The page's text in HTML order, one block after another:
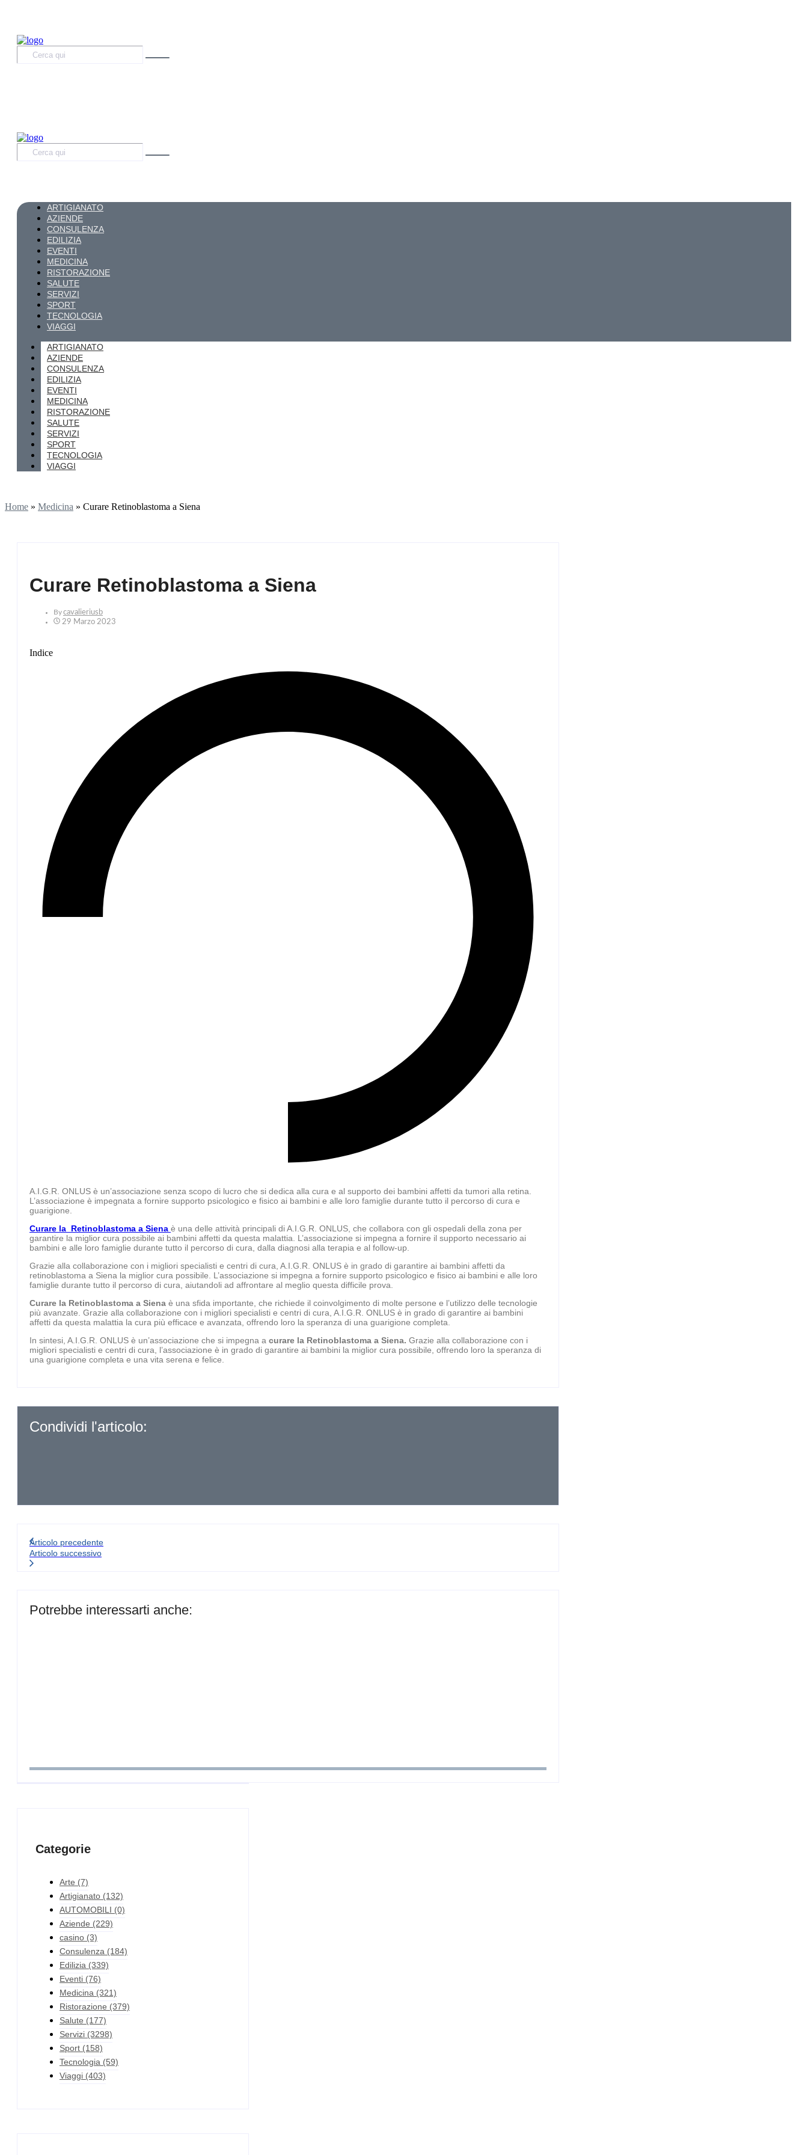
ARTIGIANATO
AZIENDE
CONSULENZA
EDILIZIA
EVENTI
MEDICINA
RISTORAZIONE
SALUTE
SERVIZI
SPORT
TECNOLOGIA
VIAGGI
ARTIGIANATO
AZIENDE
CONSULENZA
EDILIZIA
EVENTI
MEDICINA
RISTORAZIONE
SALUTE
SERVIZI
SPORT
TECNOLOGIA
VIAGGI
Home » Medicina » Curare Retinoblastoma a Siena
Curare Retinoblastoma a Siena
ByCavalieriusb
29 Marzo 2023
Indice
A.I.G.R. ONLUS è un’associazione senza scopo di lucro che si dedica alla cura e al supporto dei bambini affetti da tumori alla retina.
L’associazione è impegnata a fornire supporto psicologico e fisico ai bambini e alle loro famiglie durante tutto il percorso di cura e
guarigione.
Curare la Retinoblastoma a Siena è una delle attività principali di A.I.G.R. ONLUS, che collabora con gli ospedali della zona per
garantire la miglior cura possibile ai bambini affetti da questa malattia. L’associazione si impegna a fornire il supporto necessario ai
bambini e alle loro famiglie durante tutto il percorso di cura, dalla diagnosi alla terapia e al follow-up.
Grazie alla collaborazione con i migliori specialisti e centri di cura, A.I.G.R. ONLUS è in grado di garantire ai bambini affetti da
retinoblastoma a Siena la miglior cura possibile. L’associazione si impegna a fornire supporto psicologico e fisico ai bambini e alle loro
famiglie durante tutto il percorso di cura, aiutandoli ad affrontare al meglio questa difficile prova.
Curare la Retinoblastoma a Siena è una sfida importante, che richiede il coinvolgimento di molte persone e l’utilizzo delle tecnologie
più avanzate. Grazie alla collaborazione con i migliori specialisti e centri di cura, A.I.G.R. ONLUS è in grado di garantire ai bambini
affetti da questa malattia la cura più efficace e avanzata, offrendo loro la speranza di una guarigione completa.
In sintesi, A.I.G.R. ONLUS è un’associazione che si impegna a curare la Retinoblastoma a Siena. Grazie alla collaborazione con i
migliori specialisti e centri di cura, l’associazione è in grado di garantire ai bambini la miglior cura possibile, offrendo loro la speranza di
una guarigione completa e una vita serena e felice.
Condividi l'articolo:
Articolo precedente
Articolo successivo
Potrebbe interessarti anche:
Categorie
Arte (7)
Artigianato (132)
AUTOMOBILI (0)
Aziende (229)
casino (3)
Consulenza (184)
Edilizia (339)
Eventi (76)
Medicina (321)
Ristorazione (379)
Salute (177)
Servizi (3298)
Sport (158)
Tecnologia (59)
Viaggi (403)